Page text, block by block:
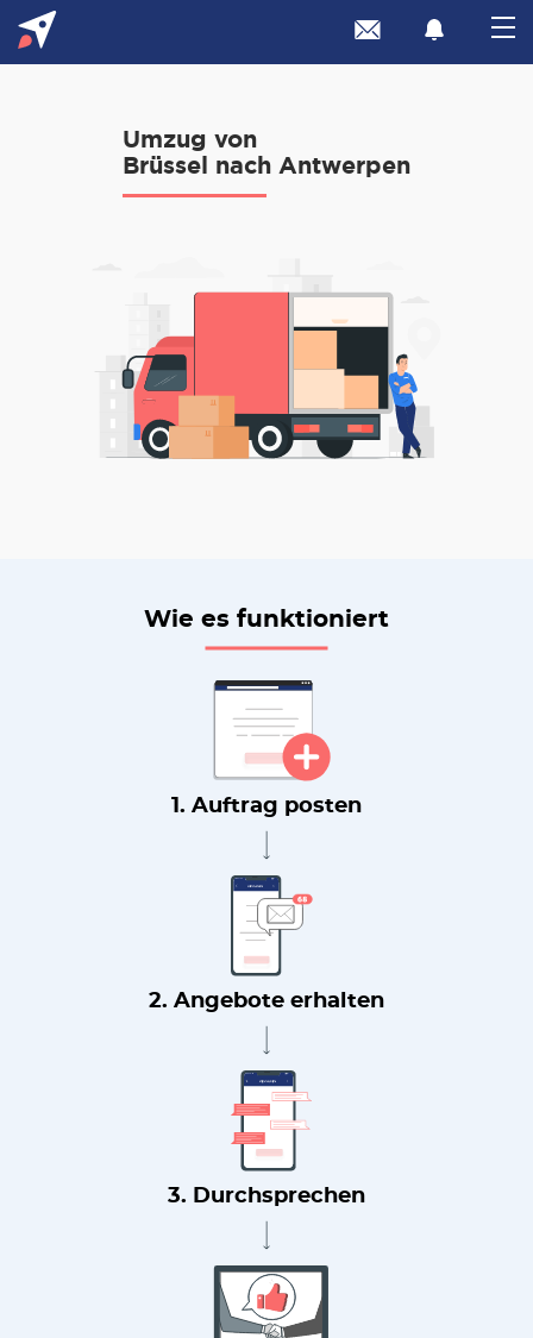
Umzug von
Brüssel nach Antwerpen
Wie es funktioniert
1. Auftrag posten
2. Angebote erhalten
3. Durchsprechen